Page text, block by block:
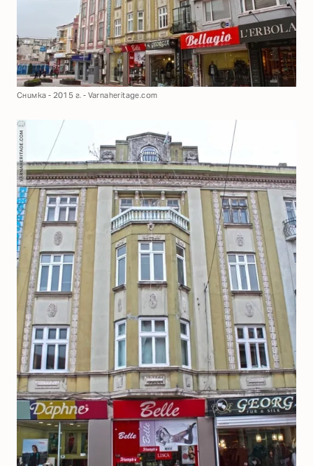
Снимка - 2015 г. - Varnaheritage.com